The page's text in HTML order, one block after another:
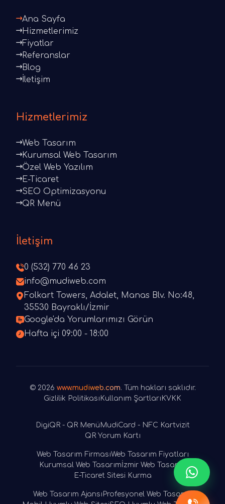
Ana Sayfa
Hizmetlerimiz
Fiyatlar
Referanslar
Blog
İletişim
Hizmetlerimiz
Web Tasarım
Kurumsal Web Tasarım
Özel Web Yazılım
E-Ticaret
SEO Optimizasyonu
QR Menü
İletişim
0 (532) 770 46 23
info@mudiweb.com
Folkart Towers, Adalet, Manas Blv. No:48,
35530 Bayraklı/İzmir
Google'da Yorumlarımızı Görün
Hafta içi 09:00 - 18:00
© 2026 www.mudiweb.com. Tüm hakları saklıdır.
Gizlilik Politikası Kullanım Şartları KVKK
DigiQR - QR Menü MudiCard - NFC Kartvizit
QR Yorum Kartı
Web Tasarım FirmasıWeb Tasarım Fiyatları
Kurumsal Web Tasarım İzmir Web Tasarım
E-Ticaret Sitesi Kurma
Web Tasarım Ajansı Profesyonel Web Tasarım